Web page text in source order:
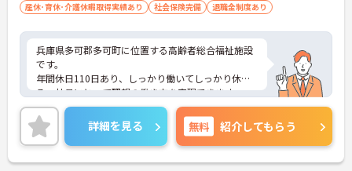
産休･育休･介護休暇取得実績あり
社会保険完備 退職金制度あり
兵庫県多可郡多可町に位置する高齢者総合福祉施設
です。
年間休日110日あり、しっかり働いてしっかり休め
る、社員にとって理想の働き方を実現できます。
賞与4.45ヶ月分支給実績もあり、頑張りがしっかり
と反映されるのもおすすめしたいポイントのひとつ
です。
ご興味をお持ちの方はお気軽にお問い合わせくださ
い。
詳細を見る 無料 紹介してもらう